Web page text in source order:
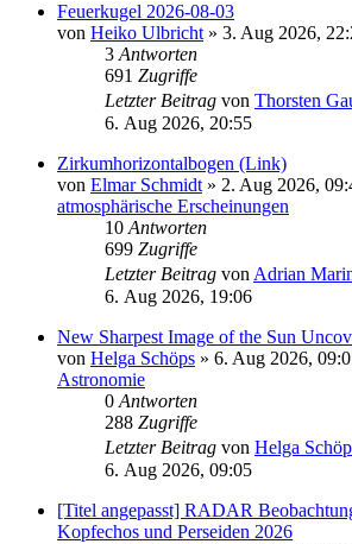
Feuerkugel 2026-08-03
von Heiko Ulbricht » 3. Aug 2026,
3 Antworten
691 Zugriffe
Letzter Beitrag von Thorsten
6. Aug 2026, 20:55
Zirkumhorizontalbogen (Link)
von Elmar Schmidt » 2. Aug 2026,
atmosphärische Erscheinungen
10 Antworten
699 Zugriffe
Letzter Beitrag von Adrian
6. Aug 2026, 19:06
New Sharpest Image of the Sun
von Helga Schöps » 6. Aug 2026,
Astronomie
0 Antworten
288 Zugriffe
Letzter Beitrag von Helga
6. Aug 2026, 09:05
[Titel angepasst] RADAR
Kopfechos und Perseiden 2026